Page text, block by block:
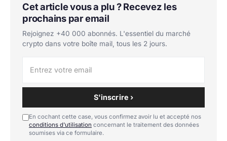
Cet article vous a plu ? Recevez les
prochains par email
Rejoignez +40 000 abonnés. L'essentiel du marché
crypto dans votre boîte mail, tous les 2 jours.
S'inscrire ›
En cochant cette case, vous confirmez avoir lu et accepté nos
conditions d'utilisation concernant le traitement des données
soumises via ce formulaire.